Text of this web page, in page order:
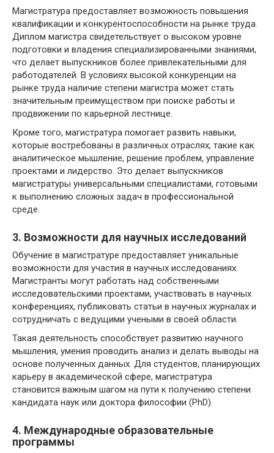
Магистратура предоставляет возможность повышения
квалификации и конкурентоспособности на рынке труда.
Диплом магистра свидетельствует о высоком уровне
подготовки и владения специализированными знаниями,
что делает выпускников более привлекательными для
работодателей. В условиях высокой конкуренции на
рынке труда наличие степени магистра может стать
значительным преимуществом при поиске работы и
продвижении по карьерной лестнице.
Кроме того, магистратура помогает развить навыки,
которые востребованы в различных отраслях, такие как
аналитическое мышление, решение проблем, управление
проектами и лидерство. Это делает выпускников
магистратуры универсальными специалистами, готовыми
к выполнению сложных задач в профессиональной
среде.
3. Возможности для научных исследований
Обучение в магистратуре предоставляет уникальные
возможности для участия в научных исследованиях.
Магистранты могут работать над собственными
исследовательскими проектами, участвовать в научных
конференциях, публиковать статьи в научных журналах и
сотрудничать с ведущими учеными в своей области.
Такая деятельность способствует развитию научного
мышления, умения проводить анализ и делать выводы на
основе полученных данных. Для студентов, планирующих
карьеру в академической сфере, магистратура
становится важным шагом на пути к получению степени
кандидата наук или доктора философии (PhD).
4. Международные образовательные
программы